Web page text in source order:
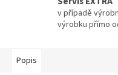
v případě
výrobku přímo
Popis